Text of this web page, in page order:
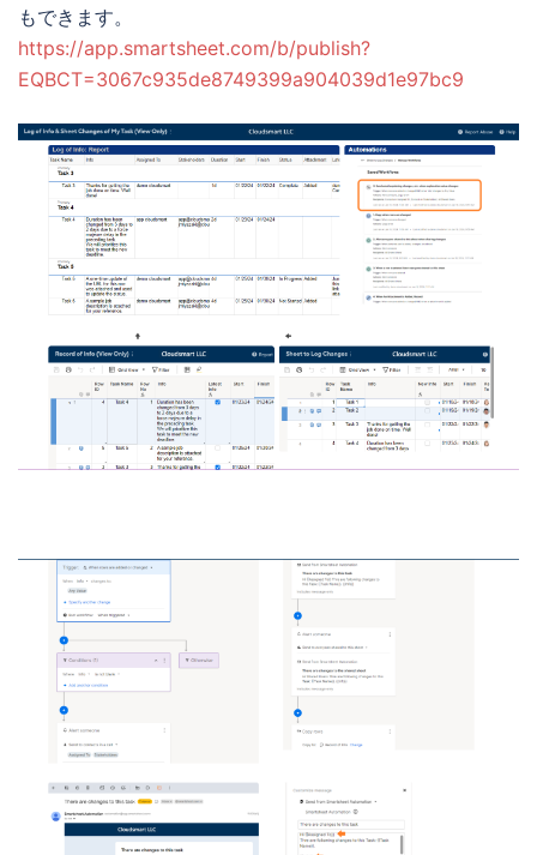
もできます。
https://app.smartsheet.com/b/publish?
EQBCT=3067c935de8749399a904039d1e97bc9